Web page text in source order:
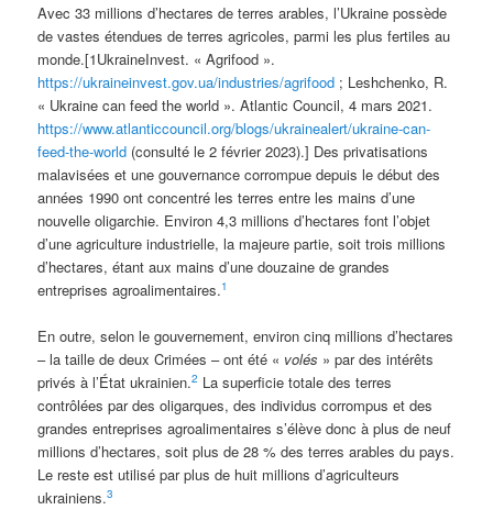
Avec 33 millions d’hectares de terres arables, l’Ukraine possède
de vastes étendues de terres agricoles, parmi les plus fertiles au
monde.[1UkraineInvest. « Agrifood ».
https://ukraineinvest.gov.ua/industries/agrifood ; Leshchenko, R.
« Ukraine can feed the world ». Atlantic Council, 4 mars 2021.
https://www.atlanticcouncil.org/blogs/ukrainealert/ukraine-can-
feed-the-world (consulté le 2 février 2023).] Des privatisations
malavisées et une gouvernance corrompue depuis le début des
années 1990 ont concentré les terres entre les mains d’une
nouvelle oligarchie. Environ 4,3 millions d’hectares font l’objet
d’une agriculture industrielle, la majeure partie, soit trois millions
d’hectares, étant aux mains d’une douzaine de grandes
entreprises agroalimentaires.1
En outre, selon le gouvernement, environ cinq millions d’hectares
– la taille de deux Crimées – ont été « volés » par des intérêts
privés à l’État ukrainien.2 La superficie totale des terres
contrôlées par des oligarques, des individus corrompus et des
grandes entreprises agroalimentaires s’élève donc à plus de neuf
millions d’hectares, soit plus de 28 % des terres arables du pays.
Le reste est utilisé par plus de huit millions d’agriculteurs
ukrainiens.3